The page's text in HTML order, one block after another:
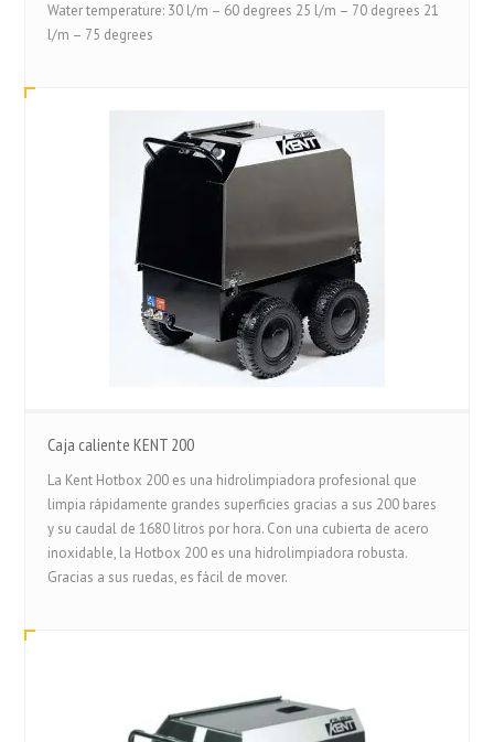
Water temperature: 30 l/m – 60 degrees 25 l/m – 70 degrees 21
l/m – 75 degrees
Caja caliente KENT 200
La Kent Hotbox 200 es una hidrolimpiadora profesional que
limpia rápidamente grandes superficies gracias a sus 200 bares
y su caudal de 1680 litros por hora. Con una cubierta de acero
inoxidable, la Hotbox 200 es una hidrolimpiadora robusta.
Gracias a sus ruedas, es fácil de mover.